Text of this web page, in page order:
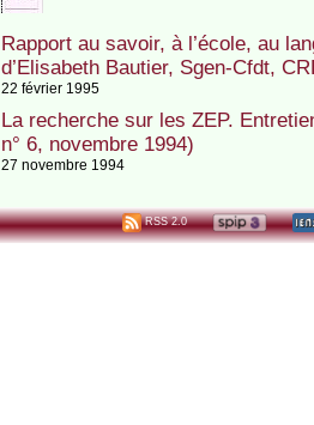
Rapport au savoir, à l’école, au
d’Elisabeth Bautier, Sgen-Cfdt,
22 février 1995
La recherche sur les ZEP.
n° 6, novembre 1994)
27 novembre 1994
RSS 2.0